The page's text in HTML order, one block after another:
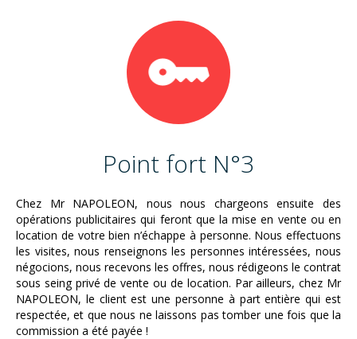
Point fort N°3
Chez Mr NAPOLEON, nous nous chargeons ensuite des
opérations publicitaires qui feront que la mise en vente ou en
location de votre bien n’échappe à personne. Nous effectuons
les visites, nous renseignons les personnes intéressées, nous
négocions, nous recevons les offres, nous rédigeons le contrat
sous seing privé de vente ou de location. Par ailleurs, chez Mr
NAPOLEON, le client est une personne à part entière qui est
respectée, et que nous ne laissons pas tomber une fois que la
commission a été payée !